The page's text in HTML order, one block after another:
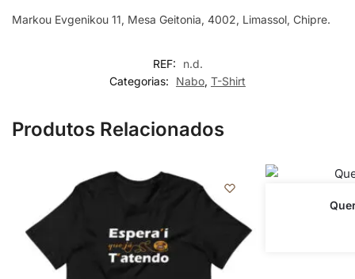
Markou Evgenikou 11, Mesa Geitonia, 4002, Limassol, Chipre.
REF:
n.d.
Categorias:
Nabo, T-Shirt
Produtos Relacionados